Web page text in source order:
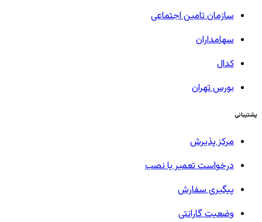
سازمان تامین اجتماعی
سهامداران
کدال
بورس تهران
پشتیبانی
مرکز پذیرش
درخواست تعمیر یا نصب
پیگیری سفارش
وضعیت گارانتی